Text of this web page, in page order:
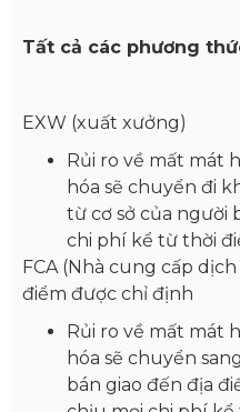
Tất cả các phương
EXW (xuất xưởng)
Rủi ro về mất mát
hóa sẽ chuyển đi
từ cơ sở của người
chi phí kể từ thời
FCA (Nhà cung cấp
điểm được chỉ định
Rủi ro về mất mát
hóa sẽ chuyển
bán giao đến địa